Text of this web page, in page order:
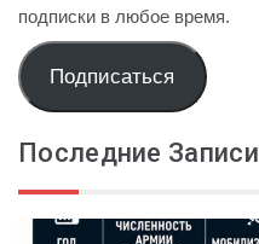
подписки в любое время.
Подписаться
Последние Записи